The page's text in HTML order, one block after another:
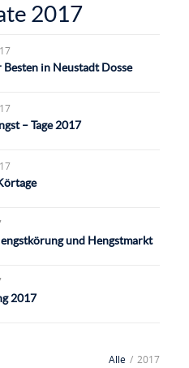
2017
in Neustadt Dosse
– Tage 2017
und Hengstmarkt
2017
Alle / 2017